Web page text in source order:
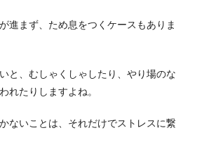
進まず、ため息をつくケースもありま
と、むしゃくしゃしたり、やり場のな
れたりしますよね。
ないことは、それだけでストレスに繋